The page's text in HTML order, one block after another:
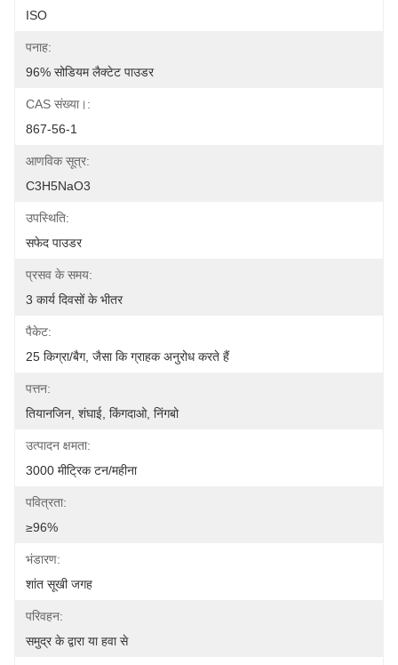
ISO
पनाह:
96% सोडियम लैक्टेट पाउडर
CAS संख्या।:
867-56-1
आणविक सूत्र:
C3H5NaO3
उपस्थिति:
सफेद पाउडर
प्रसव के समय:
3 कार्य दिवसों के भीतर
पैकेट:
25 किग्रा/बैग, जैसा कि ग्राहक अनुरोध करते हैं
पत्तन:
तियानजिन, शंघाई, किंगदाओ, निंगबो
उत्पादन क्षमता:
3000 मीट्रिक टन/महीना
पवित्रता:
≥96%
भंडारण:
शांत सूखी जगह
परिवहन:
समुद्र के द्वारा या हवा से